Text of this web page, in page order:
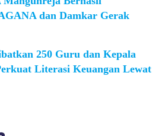
dan Damkar Gerak
250 Guru dan Kepala
Literasi Keuangan Lewat